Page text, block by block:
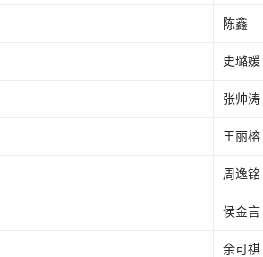
陈鑫
史璐媛
张帅涛
王丽榕
周逸铭
侯金言
余可祺